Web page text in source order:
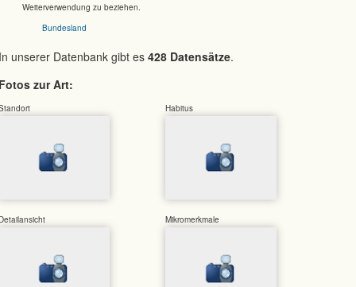
Weiterverwendung zu beziehen.
Bundesland
unserer Datenbank gibt es 428 Datensätze.
zur Art:
Habitus
Mikromerkmale